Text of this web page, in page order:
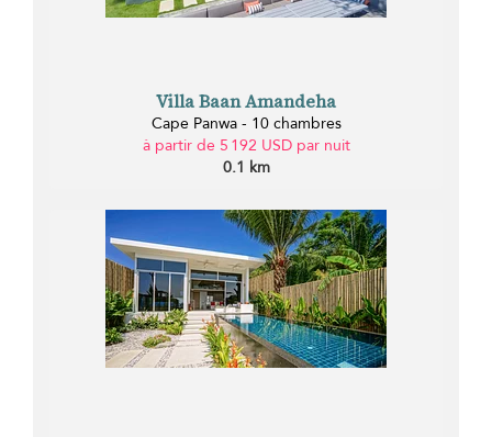
Villa Baan Amandeha
Cape Panwa - 10 chambres
à partir de 5 192 USD par nuit
0.1 km